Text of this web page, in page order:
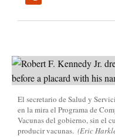
El secretario de Salud y
en la mira el Programa de
Vacunas del gobierno, sin el
producir vacunas. (Eric